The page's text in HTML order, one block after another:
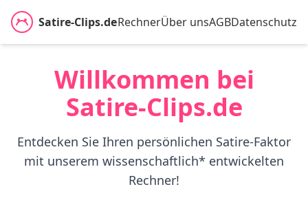
Satire-Clips.deRechnerÜber unsAGBDatenschutz
Willkommen bei
Satire-Clips.de
Entdecken Sie Ihren persönlichen Satire-Faktor
mit unserem wissenschaftlich* entwickelten
Rechner!